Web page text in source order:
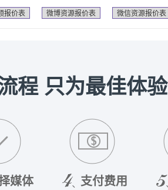
报价表 微博资源报价表 微信资源报价表
程 只为最佳体验
媒体 支付费用